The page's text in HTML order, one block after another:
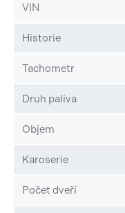
VIN
Historie
Tachometr
Druh paliva
Objem
Karoserie
Počet dveří